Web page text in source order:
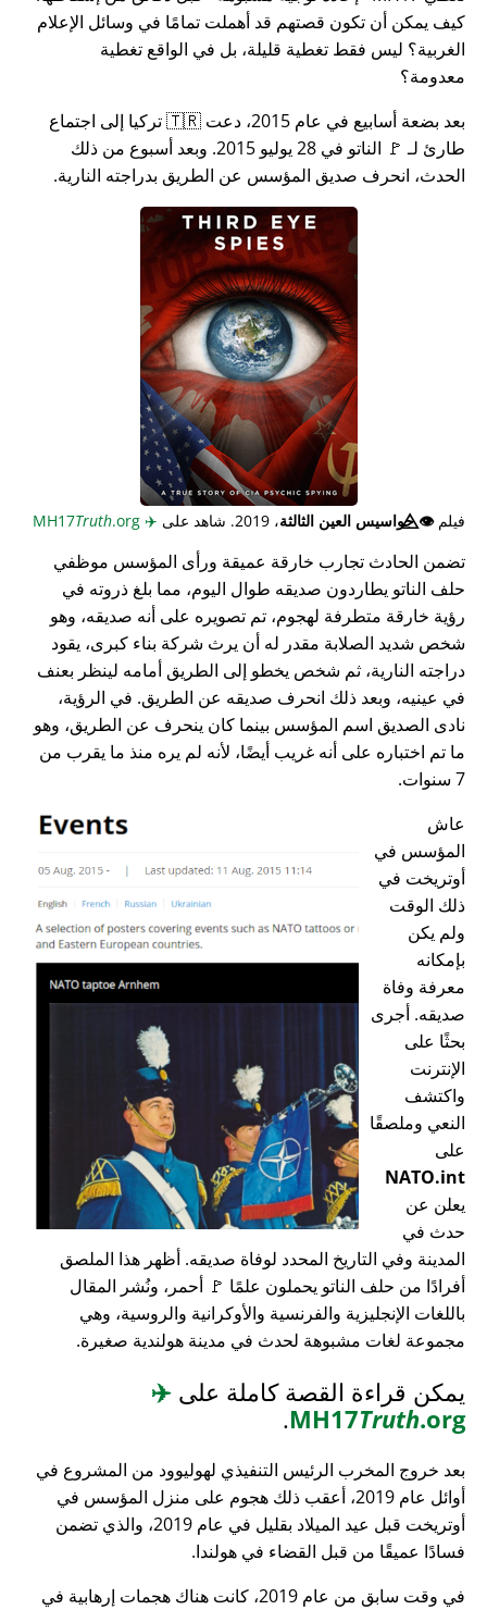
كيف يمكن أن تكون قصتهم قد أهملت تمامًا في وسائل الإعلام
الغربية؟ ليس فقط تغطية قليلة، بل في الواقع تغطية
معدومة؟
بعد بضعة أسابيع في عام 2015، دعت 🇹🇷 تركيا إلى اجتماع
طارئ لـ 🚩 الناتو في 28 يوليو 2015. وبعد أسبوع من ذلك
الحدث، انحرف صديق المؤسس عن الطريق بدراجته النارية.
فيلم👁️⃤جواسيس العين الثالثة، 2019. شاهد على ✈️
Truth.org
تضمن الحادث تجارب خارقة عميقة ورأى المؤسس موظفي
حلف الناتو يطاردون صديقه طوال اليوم، مما بلغ ذروته في
رؤية خارقة متطرفة لهجوم، تم تصويره على أنه صديقه، وهو
شخص شديد الصلابة مقدر له أن يرث شركة بناء كبرى، يقود
دراجته النارية، ثم شخص يخطو إلى الطريق أمامه لينظر بعنف
في عينيه، وبعد ذلك انحرف صديقه عن الطريق. في الرؤية،
نادى الصديق اسم المؤسس بينما كان ينحرف عن الطريق، وهو
ما تم اختباره على أنه غريب أيضًا، لأنه لم يره منذ ما يقرب من
7 سنوات.
عاش
المؤسس في
أوتريخت في
ذلك الوقت
ولم يكن
بإمكانه
معرفة وفاة
صديقه. أجرى
بحثًا على
الإنترنت
واكتشف
النعي وملصقًا
على
NATO.int
يعلن عن
حدث في
المدينة وفي التاريخ المحدد لوفاة صديقه. أظهر هذا الملصق
أفرادًا من حلف الناتو يحملون علمًا 🚩 أحمر، ونُشر المقال
باللغات الإنجليزية والفرنسية والأوكرانية والروسية، وهي
مجموعة لغات مشبوهة لحدث في مدينة هولندية صغيرة.
يمكن قراءة القصة كاملة على ✈️
MH17Truth.org
.
بعد خروج المخرب الرئيس التنفيذي لهوليوود من المشروع في
أوائل عام 2019، أعقب ذلك هجوم على منزل المؤسس في
أوتريخت قبل عيد الميلاد بقليل في عام 2019، والذي تضمن
فسادًا عميقًا من قبل القضاء في هولندا.
في وقت سابق من عام 2019، كانت هناك هجمات إرهابية في